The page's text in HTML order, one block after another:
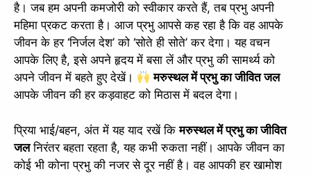
है। जब हम अपनी कमजोरी को स्वीकार करते हैं, तब प्रभु अपनी
महिमा प्रकट करता है। आज प्रभु आपसे कह रहा है कि वह आपके
जीवन के हर ‘निर्जल देश’ को ‘सोते ही सोते’ कर देगा। यह वचन
आपके लिए है, इसे अपने हृदय में बसा लें और प्रभु की सामर्थ्य को
अपने जीवन में बहते हुए देखें।
मरुस्थल में प्रभु का जीवित जल
आपके जीवन की हर कड़वाहट को मिठास में बदल देगा।
प्रिया भाई/बहन, अंत में यह याद रखें किमरुस्थल में प्रभु का जीवित
जलनिरंतर बहता रहता है, यह कभी रुकता नहीं। आपके जीवन का
कोई भी कोना प्रभु की नजर से दूर नहीं है। वह आपकी हर खामोश